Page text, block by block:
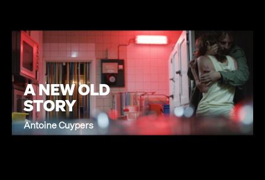
A NEW OLD
STORY
Antoine Cuypers